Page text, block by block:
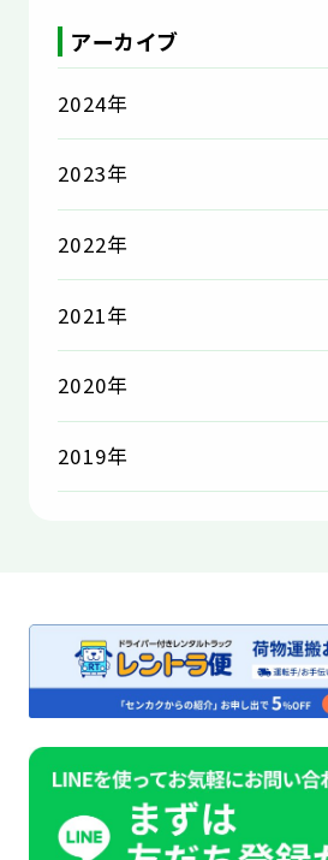
アーカイブ
2024年
2023年
2022年
2021年
2020年
2019年